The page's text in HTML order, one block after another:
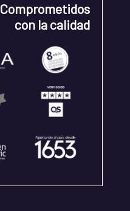
Comprometidos
con la calidad